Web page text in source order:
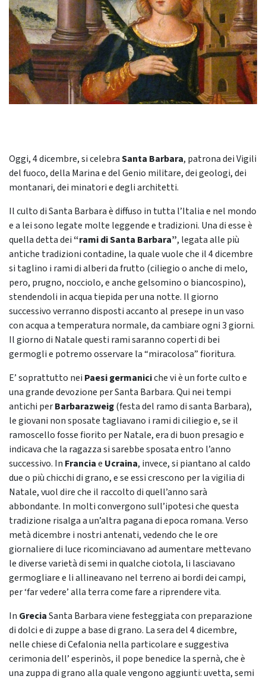
Oggi, 4 dicembre, si celebraSanta Barbara, patrona dei Vigili
del fuoco, della Marina e del Genio militare, dei geologi, dei
montanari, dei minatori e degli architetti.
Il culto di Santa Barbara è diffuso in tutta l’Italia e nel mondo
e a lei sono legate molte leggende e tradizioni. Una di esse è
quella detta dei“rami di Santa Barbara”, legata alle più
antiche tradizioni contadine, la quale vuole che il 4 dicembre
si taglino i rami di alberi da frutto (ciliegio o anche di melo,
pero, prugno, nocciolo, e anche gelsomino o biancospino),
stendendoli in acqua tiepida per una notte. Il giorno
successivo verranno disposti accanto al presepe in un vaso
con acqua a temperatura normale, da cambiare ogni 3 giorni.
Il giorno di Natale questi rami saranno coperti di bei
germogli e potremo osservare la “miracolosa” fioritura.
E’ soprattutto nei Paesi germaniciche vi è un forte culto e
una grande devozione per Santa Barbara. Qui nei tempi
antichi perBarbarazweig(festa del ramo di santa Barbara),
le giovani non sposate tagliavano i rami di ciliegio e, se il
ramoscello fosse fiorito per Natale, era di buon presagio e
indicava che la ragazza si sarebbe sposata entro l’anno
successivo. In Franciae Ucraina, invece, si piantano al caldo
due o più chicchi di grano, e se essi crescono per la vigilia di
Natale, vuol dire che il raccolto di quell’anno sarà
abbondante. In molti convergono sull’ipotesi che questa
tradizione risalga a un’altra pagana di epoca romana. Verso
metà dicembre i nostri antenati, vedendo che le ore
giornaliere di luce ricominciavano ad aumentare mettevano
le diverse varietà di semi in qualche ciotola, li lasciavano
germogliare e li allineavano nel terreno ai bordi dei campi,
per ‘far vedere’ alla terra come fare a riprendere vita.
In GreciaSanta Barbara viene festeggiata con preparazione
di dolci e di zuppe a base di grano. La sera del 4 dicembre,
nelle chiese di Cefalonia nella particolare e suggestiva
cerimonia dell’ esperinòs, il pope benedice la spernà, che è
una zuppa di grano alla quale vengono aggiunti: uvetta, semi